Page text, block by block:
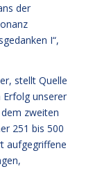
der
I“,
stellt Quelle
unserer
zweiten
251 bis 500
aufgegriffene